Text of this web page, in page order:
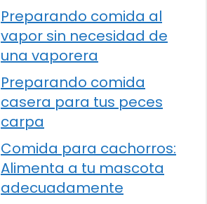
Preparando comida al
vapor sin necesidad de
una vaporera
Preparando comida
casera para tus peces
carpa
Comida para cachorros:
Alimenta a tu mascota
adecuadamente